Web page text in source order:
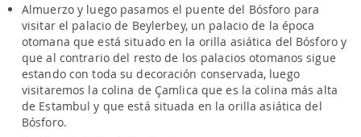
Almuerzo y luego pasamos el puente del Bósforo para
visitar el palacio de Beylerbey, un palacio de la época
otomana que está situado en la orilla asiática del Bósforo y
que al contrario del resto de los palacios otomanos sigue
estando con toda su decoración conservada, luego
visitaremos la colina de Çamlica que es la colina más alta
de Estambul y que está situada en la orilla asiática del
Bósforo.